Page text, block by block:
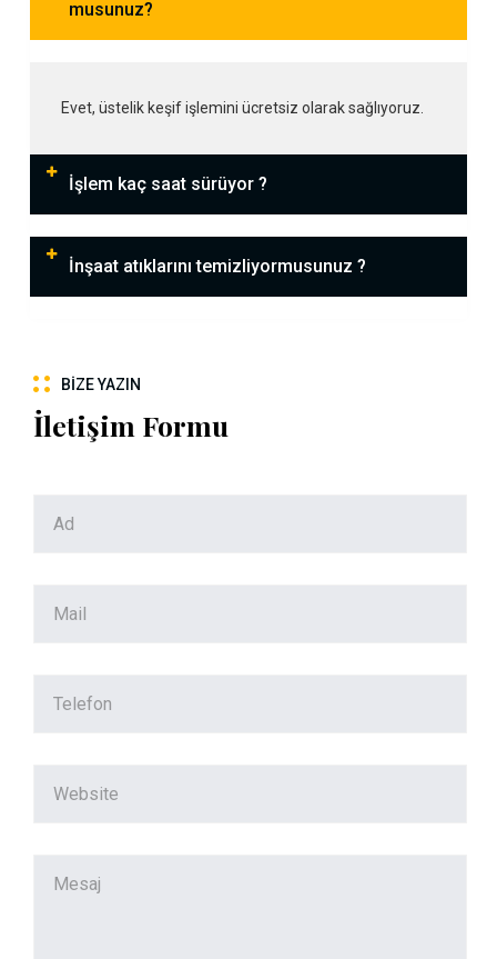
musunuz?
Evet, üstelik keşif işlemini ücretsiz olarak sağlıyoruz.
İşlem kaç saat sürüyor ?
İnşaat atıklarını temizliyormusunuz ?
BIZE YAZIN
İletişim Formu